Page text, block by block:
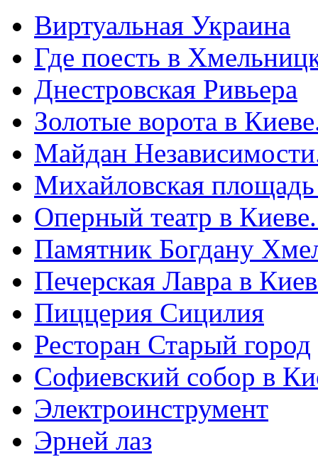
Виртуальная Украина
Где поесть в
Днестровская Ривьера
Золотые ворота в
Майдан
Михайловская
Оперный театр в
Памятник Богдану
Печерская Лавра в
Пиццерия Сицилия
Ресторан Старый город
Софиевский собор в
Электроинструмент
Эрней лаз